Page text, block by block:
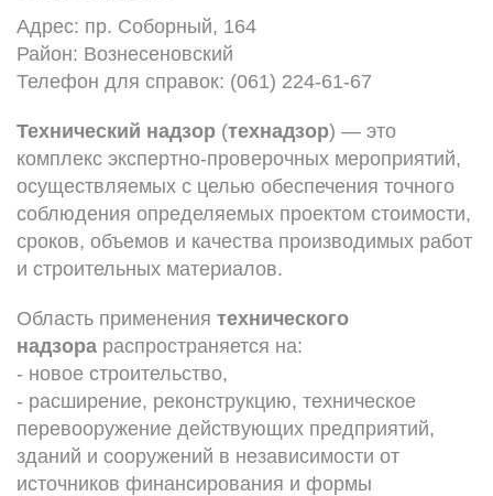
Адрес: пр. Соборный, 164
Район: Вознесеновский
Телефон для справок: (061) 224-61-67
Технический надзор (технадзор) — это
комплекс экспертно-проверочных мероприятий,
осуществляемых с целью обеспечения точного
соблюдения определяемых проектом стоимости,
сроков, объемов и качества производимых работ
и строительных материалов.
Область применения технического
надзора распространяется на:
- новое строительство,
- расширение, реконструкцию, техническое
перевооружение действующих предприятий,
зданий и сооружений в независимости от
источников финансирования и формы